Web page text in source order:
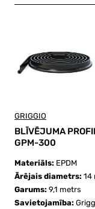
GRIGGIO
BLĪVĒJUMA
GPM-300
Materiāls: EPDM
Ārējais diametrs: 14
Garums: 9,1 metrs
Savietojamība: